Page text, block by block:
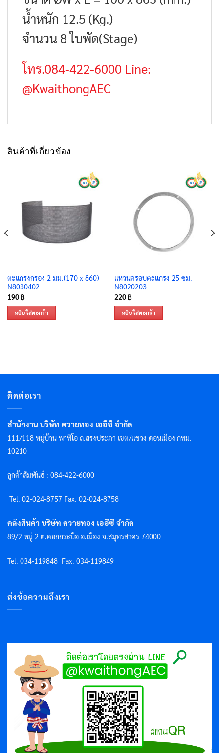
น้ำหนัก 12.5 (Kg.)
จำนวน 8 ใบพัด(Stage)
โทร.084-422-6000 Line:
@KwaithongAEC
สินค้าที่เกี่ยวข้อง
ตะแกรงกรอง 2 มม.(170 x 860)
N8030402
190 ฿
หยิบใส่ตะกร้า
แหวนครอบตะแกรง 25 ซม.
N8020203
220 ฿
หยิบใส่ตะกร้า
ติดต่อเรา
สำนักงาน บริษัท ควายทอง เออีซี จำกัด
111/118 หมู่บ้าน พาทิโอ ถ.สรงประภา เขต/แขวง ดอนเมือง กทม.
10210
ลูกค้าสัมพันธ์ : 084-422-6000
Tel. 02-024-8757 Fax. 02-024-8758
คลังสินค้า บริษัท ควายทอง เออีซี จำกัด
89/2 หมู่ 2 ต.คอกกระบือ อ.เมือง จ.สมุทรสาคร 74000
Tel. 034-119848 Fax. 034-119849
ส่งข้อความถึงเรา